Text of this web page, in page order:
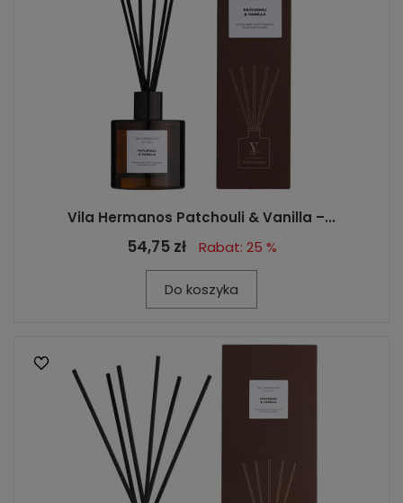
Vila Hermanos Patchouli & Vanilla –...
54,75 zł Rabat: 25 %
Do koszyka